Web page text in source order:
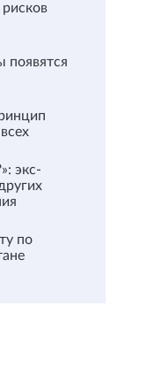
появятся
экс-
по